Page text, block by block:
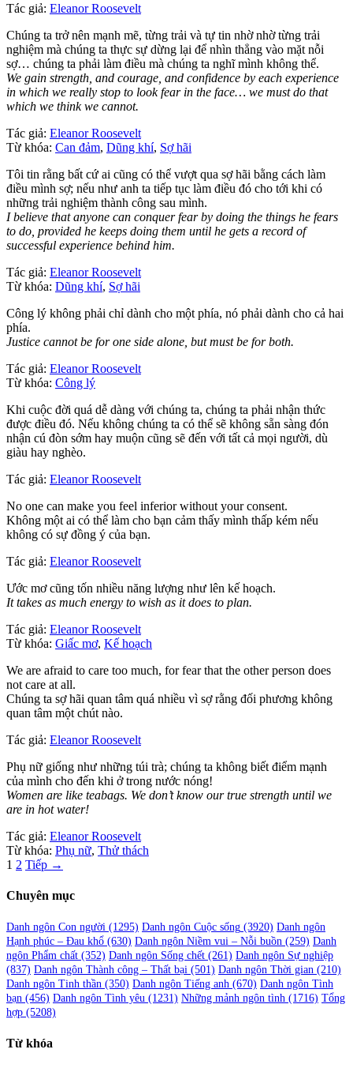
Tác giả: Eleanor Roosevelt
Chúng ta trở nên mạnh mẽ, từng trải và tự tin nhờ nhờ từng trải
nghiệm mà chúng ta thực sự dừng lại để nhìn thẳng vào mặt nỗi
sợ… chúng ta phải làm điều mà chúng ta nghĩ mình không thể.
We gain strength, and courage, and confidence by each experience
in which we really stop to look fear in the face… we must do that
which we think we cannot.
Tác giả: Eleanor Roosevelt
Từ khóa: Can đảm, Dũng khí, Sợ hãi
Tôi tin rằng bất cứ ai cũng có thể vượt qua sợ hãi bằng cách làm
điều mình sợ; nếu như anh ta tiếp tục làm điều đó cho tới khi có
những trải nghiệm thành công sau mình.
I believe that anyone can conquer fear by doing the things he fears
to do, provided he keeps doing them until he gets a record of
successful experience behind him.
Tác giả: Eleanor Roosevelt
Từ khóa: Dũng khí, Sợ hãi
Công lý không phải chỉ dành cho một phía, nó phải dành cho cả hai
phía.
Justice cannot be for one side alone, but must be for both.
Tác giả: Eleanor Roosevelt
Từ khóa: Công lý
Khi cuộc đời quá dễ dàng với chúng ta, chúng ta phải nhận thức
được điều đó. Nếu không chúng ta có thể sẽ không sẵn sàng đón
nhận cú đòn sớm hay muộn cũng sẽ đến với tất cả mọi người, dù
giàu hay nghèo.
Tác giả: Eleanor Roosevelt
No one can make you feel inferior without your consent.
Không một ai có thể làm cho bạn cảm thấy mình thấp kém nếu
không có sự đồng ý của bạn.
Tác giả: Eleanor Roosevelt
Ước mơ cũng tốn nhiều năng lượng như lên kế hoạch.
It takes as much energy to wish as it does to plan.
Tác giả: Eleanor Roosevelt
Từ khóa: Giấc mơ, Kế hoạch
We are afraid to care too much, for fear that the other person does
not care at all.
Chúng ta sợ hãi quan tâm quá nhiều vì sợ rằng đối phương không
quan tâm một chút nào.
Tác giả: Eleanor Roosevelt
Phụ nữ giống như những túi trà; chúng ta không biết điểm mạnh
của mình cho đến khi ở trong nước nóng!
Women are like teabags. We don’t know our true strength until we
are in hot water!
Tác giả: Eleanor Roosevelt
Từ khóa: Phụ nữ, Thử thách
Phân
trang
viết
1 2 Tiếp →
Chuyên mục
Danh ngôn Con người (1295) Danh ngôn Cuộc sống (3920) Danh ngôn
Hạnh phúc – Đau khổ (630) Danh ngôn Niềm vui – Nỗi buồn (259) Danh
ngôn Phẩm chất (352) Danh ngôn Sống chết (261) Danh ngôn Sự nghiệp
(837) Danh ngôn Thành công – Thất bại (501) Danh ngôn Thời gian (210)
Danh ngôn Tinh thần (350) Danh ngôn Tiếng anh (670) Danh ngôn Tình
bạn (456) Danh ngôn Tình yêu (1231) Những mảnh ngôn tình (1716) Tổng
hợp (5208)
Từ khóa